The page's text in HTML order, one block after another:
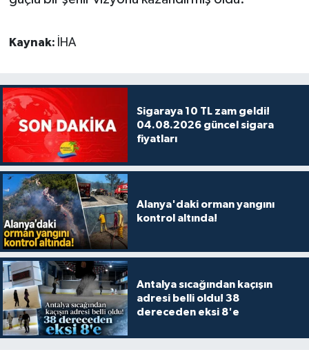
Kaynak: İHA
Sigaraya 10 TL zam geldi!
04.08.2026 güncel sigara
fiyatları
Alanya'daki orman yangını
kontrol altında!
Antalya sıcağından kaçışın
adresi belli oldu! 38
dereceden eksi 8'e